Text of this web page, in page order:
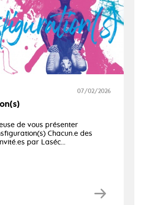
07/02/2026
de vous présenter
Chacun.e des
par Laséc...